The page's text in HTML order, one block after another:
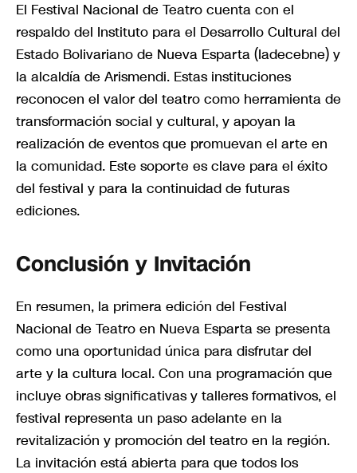
El Festival Nacional de Teatro cuenta con el
respaldo del Instituto para el Desarrollo Cultural del
Estado Bolivariano de Nueva Esparta (Iadecebne) y
la alcaldía de Arismendi. Estas instituciones
reconocen el valor del teatro como herramienta de
transformación social y cultural, y apoyan la
realización de eventos que promuevan el arte en
la comunidad. Este soporte es clave para el éxito
del festival y para la continuidad de futuras
ediciones.
Conclusión y Invitación
En resumen, la primera edición del Festival
Nacional de Teatro en Nueva Esparta se presenta
como una oportunidad única para disfrutar del
arte y la cultura local. Con una programación que
incluye obras significativas y talleres formativos, el
festival representa un paso adelante en la
revitalización y promoción del teatro en la región.
La invitación está abierta para que todos los